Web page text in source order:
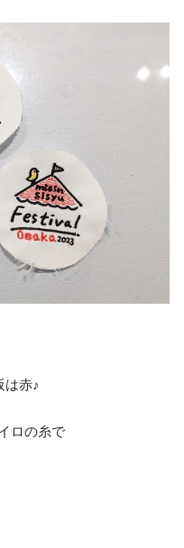
は赤♪
ロの糸で